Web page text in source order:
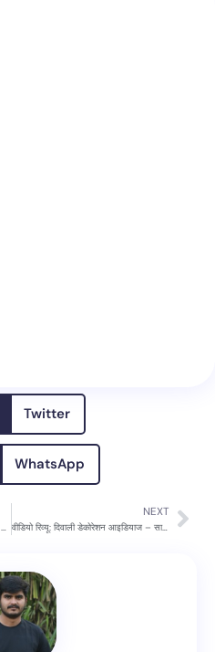
Twitter
WhatsApp
वीडियो रिव्यू: दिवाली और होम डेकोरेशन के लिए नए शॉपिंग आइडियाज
NEXT
वीडियो रिव्यू: दिवाली डेकोरेशन आइडियाज – साधारण चीजों से घर को बनाएं त्योहारों की रौनक